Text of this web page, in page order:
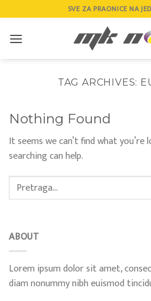
to
content
SVE ZA PRAONICE NA
TAG ARCHIVES:
Nothing Found
It seems we can’t find what you’re
searching can help.
ABOUT
Lorem ipsum dolor sit amet,
diam nonummy nibh euismod